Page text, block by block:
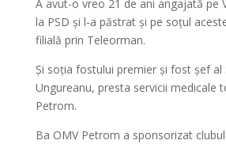
A avut-o vreo 21 de ani angajată pe
la PSD și l-a păstrat și pe soțul
filială prin Teleorman.
Și soția fostului premier și fost șef al
Ungureanu, presta servicii medicale
Petrom.
Ba OMV Petrom a sponsorizat